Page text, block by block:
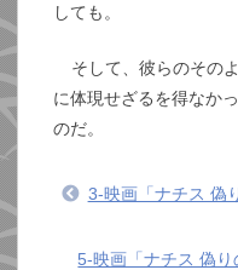
しても。
そして、彼らのその
に体現せざるを得なか
のだ。
3-映画「ナチス 偽
5-映画「ナチス 偽